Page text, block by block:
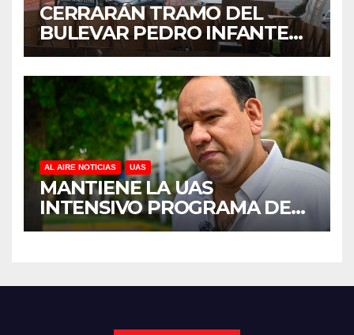
CERRARÁN TRAMO DEL
BULEVAR PEDRO INFANTE
PARA ACELERAR OBRAS
ANTES DEL REGRESO A
CLASES
AL AIRE NOTICIAS UAS
MANTIENE LA UAS
INTENSIVO PROGRAMA DE
MANTENIMIENTO Y
DEL CICLO ESCOLAR 2026-